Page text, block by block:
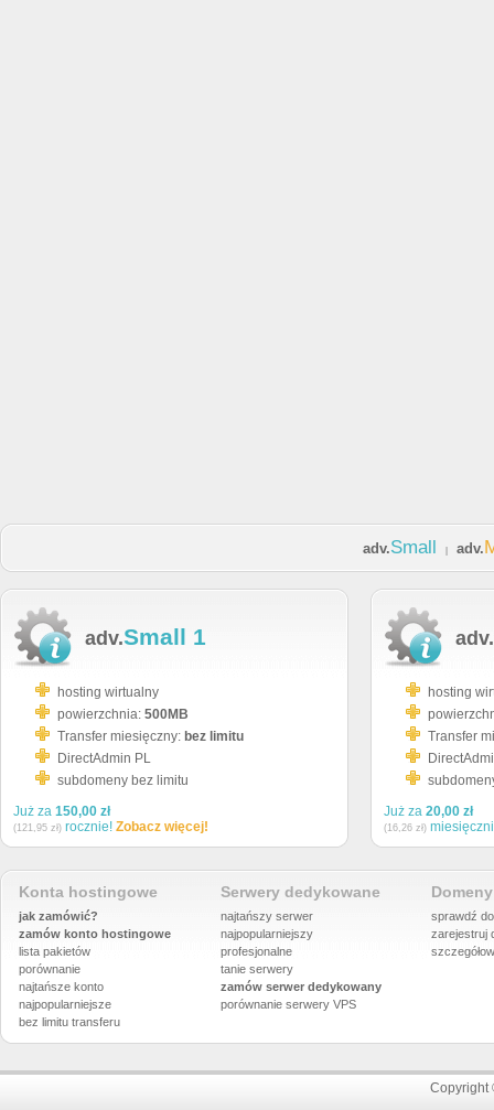
adv.Small adv.
adv.Small 1
hosting wirtualny
powierzchnia: 500MB
Transfer miesięczny: bez limitu
DirectAdmin PL
subdomeny bez limitu
Już za 150,00 zł
(121,95 zł) rocznie! Zobacz więcej!
adv.
hosting
Transfer
Już za 20,00 zł
(16,26 zł)
Konta hostingowe
jak zamówić?
zamów konto hostingowe
lista pakietów
porównanie
najtańsze konto
najpopularniejsze
bez limitu transferu
Serwery dedykowane
najtańszy serwer
najpopularniejszy
profesjonalne
tanie serwery
zamów serwer dedykowany
porównanie serwery VPS
sprawdź
zarejestruj
Copyright